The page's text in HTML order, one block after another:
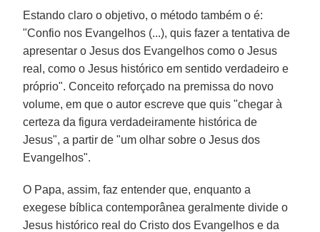
Estando claro o objetivo, o método também o é:
"Confio nos Evangelhos (...), quis fazer a tentativa de
apresentar o Jesus dos Evangelhos como o Jesus
real, como o Jesus histórico em sentido verdadeiro e
próprio". Conceito reforçado na premissa do novo
volume, em que o autor escreve que quis "chegar à
certeza da figura verdadeiramente histórica de
Jesus", a partir de "um olhar sobre o Jesus dos
Evangelhos".
O Papa, assim, faz entender que, enquanto a
exegese bíblica contemporânea geralmente divide o
Jesus histórico real do Cristo dos Evangelhos e da